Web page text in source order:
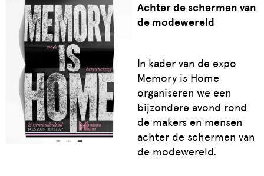
Achter de schermen van
de modewereld
In kader van de expo
Memory is Home
organiseren we een
bijzondere avond rond
de makers en mensen
achter de schermen van
de modewereld.